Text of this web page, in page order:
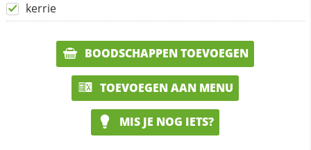
kerrie
BOODSCHAPPEN TOEVOEGEN
TOEVOEGEN AAN MENU
MIS JE NOG IETS?